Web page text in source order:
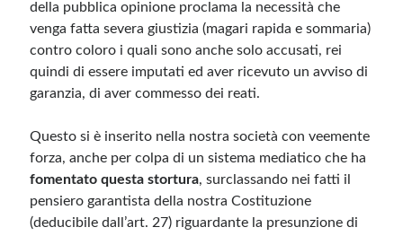
della pubblica opinione proclama la necessità che
venga fatta severa giustizia (magari rapida e sommaria)
contro coloro i quali sono anche solo accusati, rei
quindi di essere imputati ed aver ricevuto un avviso di
garanzia, di aver commesso dei reati.
Questo si è inserito nella nostra società con veemente
forza, anche per colpa di un sistema mediatico che ha
fomentato questa stortura, surclassando nei fatti il
pensiero garantista della nostra Costituzione
(deducibile dall’art. 27) riguardante la presunzione di